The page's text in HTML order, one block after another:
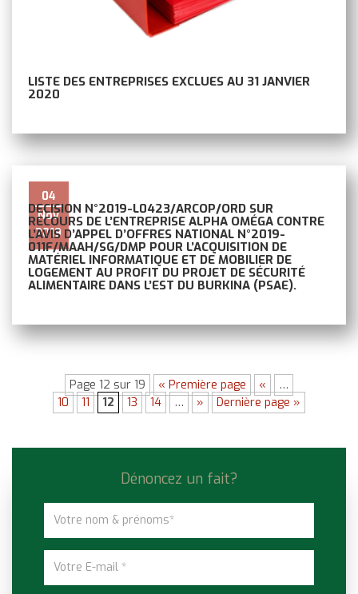
LISTE DES ENTREPRISES EXCLUES AU 31 JANVIER
2020
04
Nov
2019
DECISION N°2019-L0423/ARCOP/ORD SUR
RECOURS DE L’ENTREPRISE ALPHA OMÉGA CONTRE
L’AVIS D’APPEL D’OFFRES NATIONAL N°2019-
011F/MAAH/SG/DMP POUR L’ACQUISITION DE
MATÉRIEL INFORMATIQUE ET DE MOBILIER DE
LOGEMENT AU PROFIT DU PROJET DE SÉCURITÉ
ALIMENTAIRE DANS L’EST DU BURKINA (PSAE).
Page 12 sur 19 « Première page «
…
10
11 12 13 14 … » Dernière page »
Dénoncez un fait?